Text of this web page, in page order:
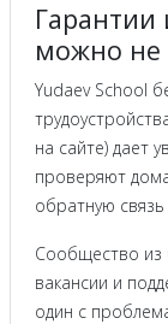
можно не
Yudaev School
на сайте) дает
проверяют
обратную
Сообщество из
вакансии и
один с